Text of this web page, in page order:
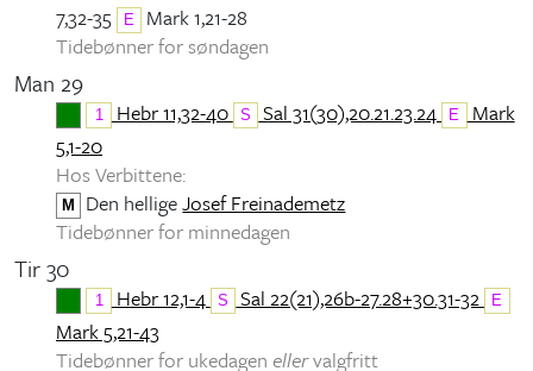
7,32-35
E
Mark 1,21-28
Tidebønner for søndagen
Man 29
1 Hebr 11,32-40 S Sal 31(30),20.21.23.24 E Mark
5,1-20
Hos Verbittene:
M Den helligeJosef Freinademetz
Tidebønner for minnedagen
Tir 30
1 Hebr 12,1-4 S Sal 22(21),26b-27.28+30.31-32 E
Mark 5,21-43
Tidebønner for ukedagen ellervalgfritt